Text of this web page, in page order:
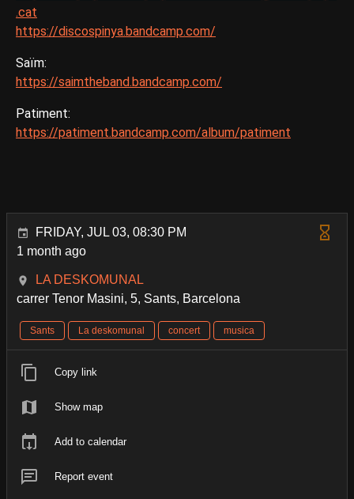
.cat
https://discospinya.bandcamp.com/
Saïm:
https://saimtheband.bandcamp.com/
Patiment:
https://patiment.bandcamp.com/album/patiment
FRIDAY, JUL 03, 08:30 PM
1 month ago
LA DESKOMUNAL
carrer Tenor Masini, 5, Sants, Barcelona
Sants La deskomunal concert musica
Copy link
Show map
Add to calendar
Report event